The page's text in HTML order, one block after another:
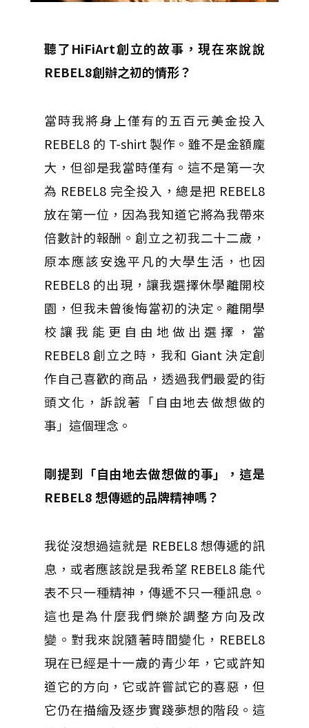
聽了HiFiArt創立的故事，現在來說說
REBEL8創辦之初的情形？
當時我將身上僅有的五百元美金投入
REBEL8 的 T-shirt 製作。雖不是金額龐
大，但卻是我當時僅有。這不是第一次
為 REBEL8 完全投入，總是把 REBEL8
放在第一位，因為我知道它將為我帶來
倍數計的報酬。創立之初我二十二歲，
原本應該安逸平凡的大學生活，也因
REBEL8 的出現，讓我選擇休學離開校
園，但我未曾後悔當初的決定。離開學
校讓我能更自由地做出選擇，當
REBEL8 創立之時，我和 Giant 決定創
作自己喜歡的商品，透過我們最愛的街
頭文化，訴說著「自由地去做想做的
事」這個理念。
剛提到「自由地去做想做的事」，這是
REBEL8 想傳遞的品牌精神嗎？
我從沒想過這就是 REBEL8 想傳遞的訊
息，或者應該說是我希望 REBEL8 能代
表不只一種精神，傳遞不只一種訊息。
這也是為什麼我們樂於調整方向及改
變。對我來說隨著時間變化，REBEL8
現在已經是十一歲的青少年，它或許知
道它的方向，它或許嘗試它的喜惡，但
它仍在描繪及逐步實踐夢想的階段。這